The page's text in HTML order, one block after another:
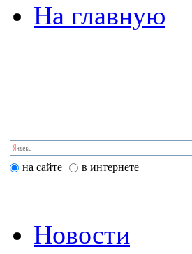
На главную
на сайте в интернете
Новости